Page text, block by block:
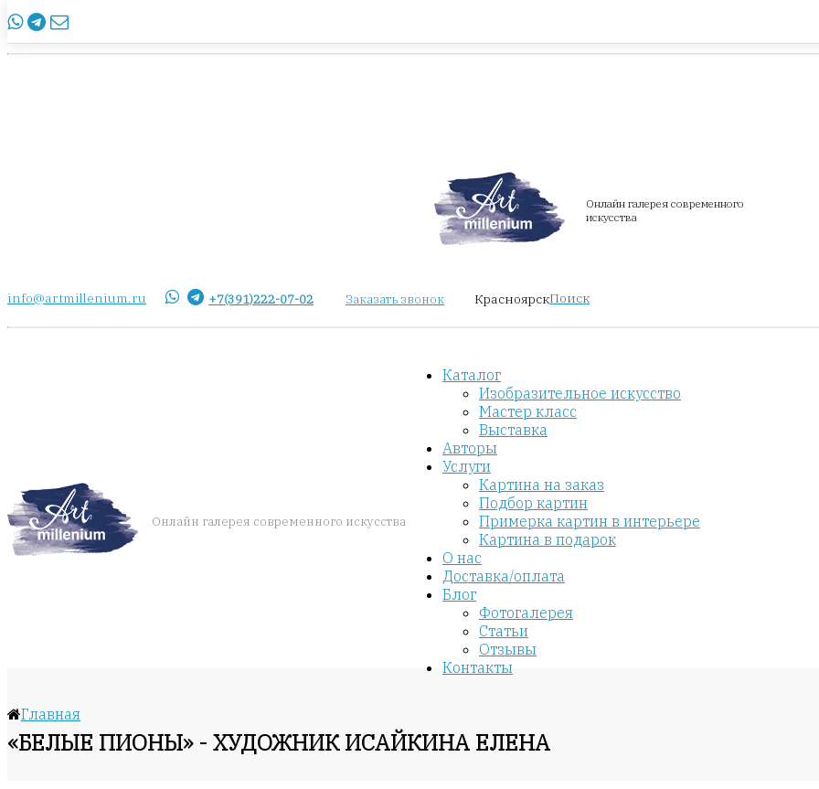
info@artmillenium.ru
Онлайн галерея современного
искусства
info@artmillenium.ru +7(391)222-07-02 Заказать звонок КрасноярскПоиск
Онлайн галерея современного искусства
Каталог
Изобразительное искусство
Мастер класс
Выставка
Авторы
Услуги
Картина на заказ
Подбор картин
Примерка картин в интерьере
Картина в подарок
О нас
Доставка/оплата
Блог
Фотогалерея
Статьи
Отзывы
Контакты
Главная
«БЕЛЫЕ ПИОНЫ» - ХУДОЖНИК ИСАЙКИНА ЕЛЕНА